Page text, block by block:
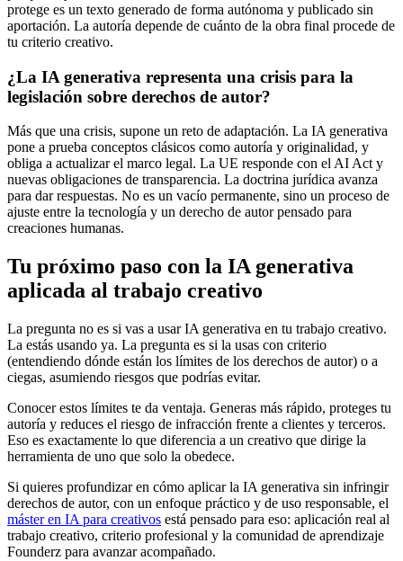
protege es un texto generado de forma autónoma y publicado sin
aportación. La autoría depende de cuánto de la obra final procede de
tu criterio creativo.
¿La IA generativa representa una crisis para la
legislación sobre derechos de autor?
Más que una crisis, supone un reto de adaptación. La IA generativa
pone a prueba conceptos clásicos como autoría y originalidad, y
obliga a actualizar el marco legal. La UE responde con el AI Act y
nuevas obligaciones de transparencia. La doctrina jurídica avanza
para dar respuestas. No es un vacío permanente, sino un proceso de
ajuste entre la tecnología y un derecho de autor pensado para
creaciones humanas.
Tu próximo paso con la IA generativa
aplicada al trabajo creativo
La pregunta no es si vas a usar IA generativa en tu trabajo creativo.
La estás usando ya. La pregunta es si la usas con criterio
(entendiendo dónde están los límites de los derechos de autor) o a
ciegas, asumiendo riesgos que podrías evitar.
Conocer estos límites te da ventaja. Generas más rápido, proteges tu
autoría y reduces el riesgo de infracción frente a clientes y terceros.
Eso es exactamente lo que diferencia a un creativo que dirige la
herramienta de uno que solo la obedece.
Si quieres profundizar en cómo aplicar la IA generativa sin infringir
derechos de autor, con un enfoque práctico y de uso responsable, el
máster en IA para creativos está pensado para eso: aplicación real al
trabajo creativo, criterio profesional y la comunidad de aprendizaje
Founderz para avanzar acompañado.